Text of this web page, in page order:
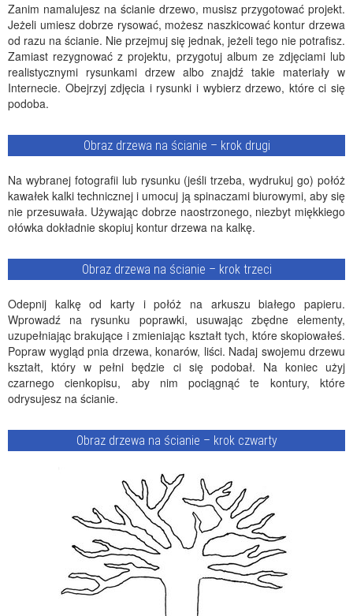
Zanim namalujesz na ścianie drzewo, musisz przygotować projekt.
Jeżeli umiesz dobrze rysować, możesz naszkicować kontur drzewa
od razu na ścianie. Nie przejmuj się jednak, jeżeli tego nie potrafisz.
Zamiast rezygnować z projektu, przygotuj album ze zdjęciami lub
realistycznymi rysunkami drzew albo znajdź takie materiały w
Internecie. Obejrzyj zdjęcia i rysunki i wybierz drzewo, które ci się
podoba.
Obraz drzewa na ścianie – krok drugi
Na wybranej fotografii lub rysunku (jeśli trzeba, wydrukuj go) połóż
kawałek kalki technicznej i umocuj ją spinaczami biurowymi, aby się
nie przesuwała. Używając dobrze naostrzonego, niezbyt miękkiego
ołówka dokładnie skopiuj kontur drzewa na kalkę.
Obraz drzewa na ścianie – krok trzeci
Odepnij kalkę od karty i połóż na arkuszu białego papieru.
Wprowadź na rysunku poprawki, usuwając zbędne elementy,
uzupełniając brakujące i zmieniając kształt tych, które skopiowałeś.
Popraw wygląd pnia drzewa, konarów, liści. Nadaj swojemu drzewu
kształt, który w pełni będzie ci się podobał. Na koniec użyj
czarnego cienkopisu, aby nim pociągnąć te kontury, które
odrysujesz na ścianie.
Obraz drzewa na ścianie – krok czwarty